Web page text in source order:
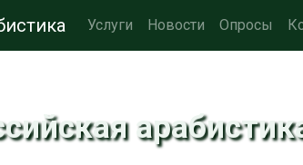
Услуги Новости Опросы